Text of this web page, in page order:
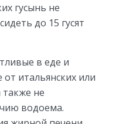
гусынь не
до 15 гусят
в еде и
итальянских или
также не
водоема.